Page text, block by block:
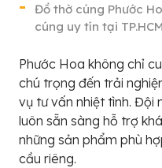
Đồ thờ cúng Phước
cúng uy tín tại
Phước Hoa không chỉ
chú trọng đến trải
vụ tư vấn nhiệt tình. Đội
luôn sẵn sàng hỗ trợ
những sản phẩm phù
cầu riêng.